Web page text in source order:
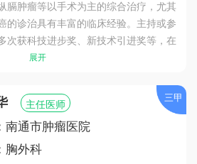
膈肿瘤等以手术为主的综合治疗，尤其
的诊治具有丰富的临床经验。主持或参
次获科技进步奖、新技术引进奖等，在
表论文数十篇。
展开
主任医师
南通市肿瘤医院
胸外科
三甲